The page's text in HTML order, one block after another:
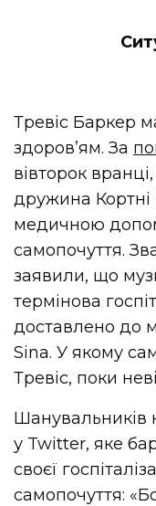
Тревіс Баркер
здоров’ям. За
вівторок
дружина Кортні
медичною
самопочуття.
заявили, що
термінова
доставлено до
Sina. У якому
Тревіс, поки
Шанувальників
у Twitter, яке
своєї
самопочуття: